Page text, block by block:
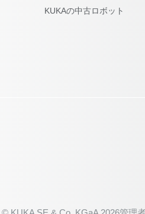
KUKAの中古ロボット